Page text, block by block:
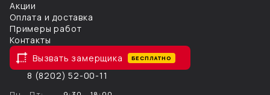
Акции
Оплата и доставка
Примеры работ
Контакты
Вызвать замерщика
БЕСПЛАТНО
8 (8202) 52-00-11